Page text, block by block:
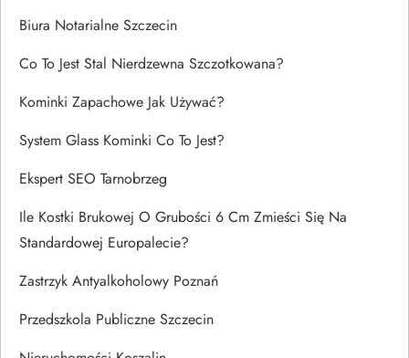
Biura Notarialne Szczecin
Co To Jest Stal Nierdzewna Szczotkowana?
Kominki Zapachowe Jak Używać?
System Glass Kominki Co To Jest?
Ekspert SEO Tarnobrzeg
Ile Kostki Brukowej O Grubości 6 Cm Zmieści Się Na
Standardowej Europalecie?
Zastrzyk Antyalkoholowy Poznań
Przedszkola Publiczne Szczecin